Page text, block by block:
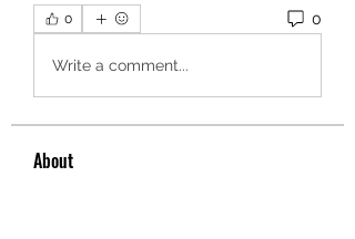
0 0
Write a comment...
About